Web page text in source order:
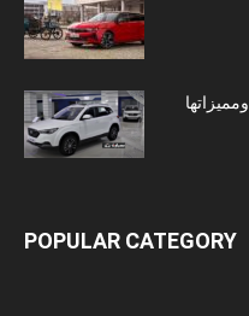
مواصفات سيارة FAW BESTURN X40 ومميزاتها
POPULAR CATEGORY